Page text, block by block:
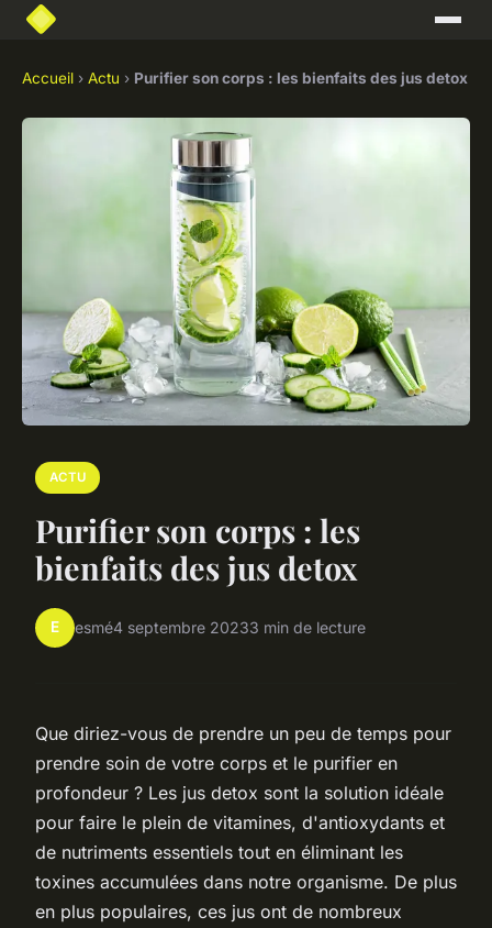
Accueil › Actu › Purifier son corps : les bienfaits des jus detox
ACTU
Purifier son corps : les
bienfaits des jus detox
E esmé4 septembre 20233 min de lecture
Que diriez-vous de prendre un peu de temps pour
prendre soin de votre corps et le purifier en
profondeur ? Les jus detox sont la solution idéale
pour faire le plein de vitamines, d'antioxydants et
de nutriments essentiels tout en éliminant les
toxines accumulées dans notre organisme. De plus
en plus populaires, ces jus ont de nombreux